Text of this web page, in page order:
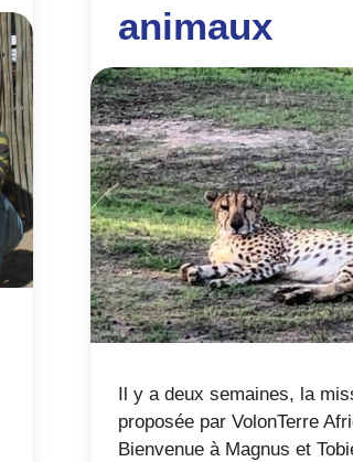
animaux
Il y a deux semaines, la
proposée par VolonTerre
Bienvenue à Magnus et